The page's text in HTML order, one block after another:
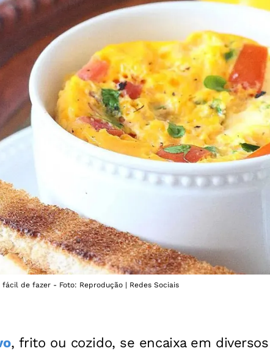
de fazer - Foto: Reprodução | Redes Sociais
, frito ou cozido, se encaixa em